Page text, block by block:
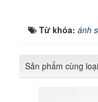
Từ khóa: ánh
Sản phẩm cùng loại